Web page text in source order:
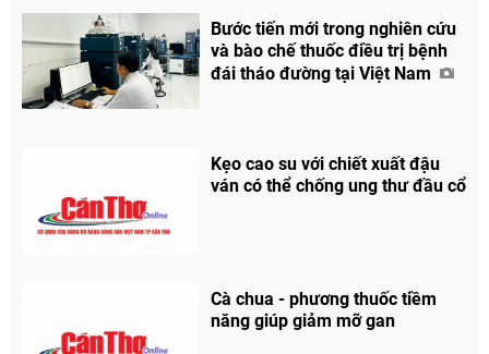
Bước tiến mới trong nghiên cứu
và bào chế thuốc điều trị bệnh
đái tháo đường tại Việt Nam
Kẹo cao su với chiết xuất đậu
ván có thể chống ung thư đầu cổ
Cà chua - phương thuốc tiềm
năng giúp giảm mỡ gan